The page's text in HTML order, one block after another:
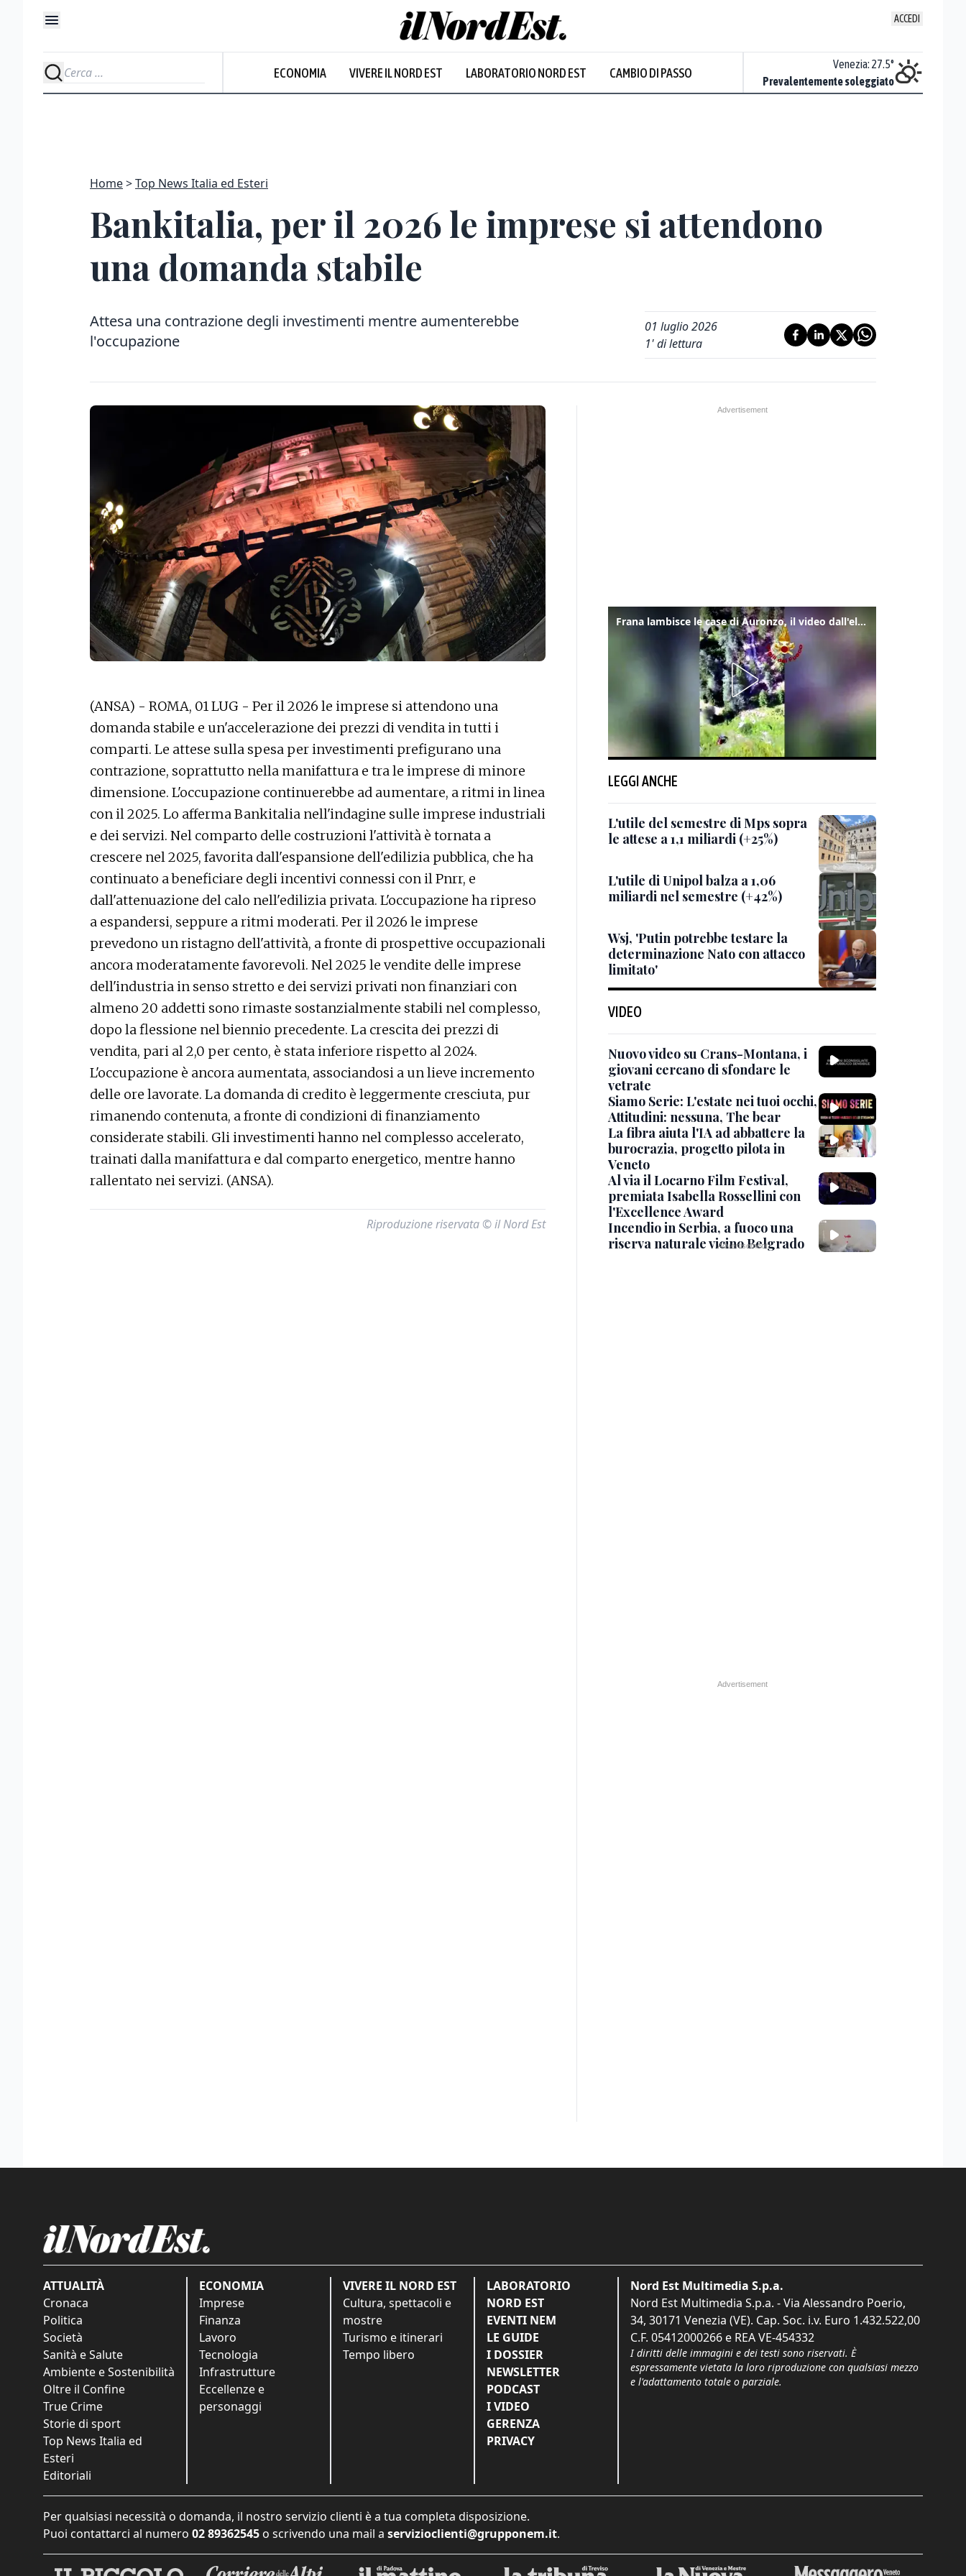
ACCEDI
ECONOMIA VIVERE IL NORD EST LABORATORIO NORD EST CAMBIO DI PASSO
Prevalentemente soleggiato
Venezia: 27.5°
Prevalentemente soleggiato
Home Top News Italia ed Esteri
Bankitalia, per il 2026 le imprese si attendono
una domanda stabile
Attesa una contrazione degli investimenti mentre aumenterebbe
l'occupazione
01 luglio 2026
1' di lettura
(ANSA) - ROMA, 01 LUG - Per il 2026 le imprese si attendono una
domanda stabile e un'accelerazione dei prezzi di vendita in tutti i
comparti. Le attese sulla spesa per investimenti prefigurano una
contrazione, soprattutto nella manifattura e tra le imprese di minore
dimensione. L'occupazione continuerebbe ad aumentare, a ritmi in linea
con il 2025. Lo afferma Bankitalia nell'indagine sulle imprese industriali
e dei servizi. Nel comparto delle costruzioni l'attività è tornata a
crescere nel 2025, favorita dall'espansione dell'edilizia pubblica, che ha
continuato a beneficiare degli incentivi connessi con il Pnrr, e
dall'attenuazione del calo nell'edilizia privata. L'occupazione ha ripreso
a espandersi, seppure a ritmi moderati. Per il 2026 le imprese
prevedono un ristagno dell'attività, a fronte di prospettive occupazionali
ancora moderatamente favorevoli. Nel 2025 le vendite delle imprese
dell'industria in senso stretto e dei servizi privati non finanziari con
almeno 20 addetti sono rimaste sostanzialmente stabili nel complesso,
dopo la flessione nel biennio precedente. La crescita dei prezzi di
vendita, pari al 2,0 per cento, è stata inferiore rispetto al 2024.
L'occupazione è ancora aumentata, associandosi a un lieve incremento
delle ore lavorate. La domanda di credito è leggermente cresciuta, pur
rimanendo contenuta, a fronte di condizioni di finanziamento
considerate stabili. Gli investimenti hanno nel complesso accelerato,
trainati dalla manifattura e dal comparto energetico, mentre hanno
rallentato nei servizi. (ANSA).
Riproduzione riservata © il Nord Est
Frana lambisce le case di Auronzo, il video dall'elicottero dei vigili del fuoco
LEGGI ANCHE
L'utile del semestre di Mps sopra
le attese a 1,1 miliardi (+25%)
L'utile di Unipol balza a 1,06
miliardi nel semestre (+42%)
Wsj, 'Putin potrebbe testare la
determinazione Nato con attacco
limitato'
VIDEO
Nuovo video su Crans-Montana, i
giovani cercano di sfondare le
vetrate
Siamo Serie: L'estate nei tuoi occhi,
Attitudini: nessuna, The bear
La fibra aiuta l'IA ad abbattere la
burocrazia, progetto pilota in
Veneto
Al via il Locarno Film Festival,
premiata Isabella Rossellini con
l'Excellence Award
Incendio in Serbia, a fuoco una
riserva naturale vicino Belgrado
ATTUALITÀ
Cronaca
Politica
Società
Sanità e Salute
Ambiente e Sostenibilità
Oltre il Confine
True Crime
Storie di sport
Top News Italia ed
Esteri
Editoriali
ECONOMIA
Imprese
Finanza
Lavoro
Tecnologia
Infrastrutture
Eccellenze e
personaggi
VIVERE IL NORD EST
Cultura, spettacoli e
mostre
Turismo e itinerari
Tempo libero
LABORATORIO
NORD EST
EVENTI NEM
LE GUIDE
I DOSSIER
NEWSLETTER
PODCAST
I VIDEO
GERENZA
PRIVACY
Nord Est Multimedia S.p.a.
Nord Est Multimedia S.p.a. - Via Alessandro Poerio,
34, 30171 Venezia (VE). Cap. Soc. i.v. Euro 1.432.522,00
C.F. 05412000266 e REA VE-454332
I diritti delle immagini e dei testi sono riservati. È
espressamente vietata la loro riproduzione con qualsiasi mezzo
e l'adattamento totale o parziale.
Per qualsiasi necessità o domanda, il nostro servizio clienti è a tua completa disposizione.
Puoi contattarci al numero 02 89362545 o scrivendo una mail a servizioclienti@grupponem.it.